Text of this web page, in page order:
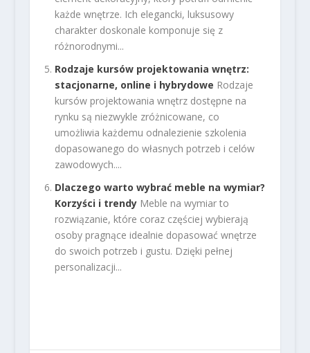
każde wnętrze. Ich elegancki, luksusowy
charakter doskonale komponuje się z
różnorodnymi...
Rodzaje kursów projektowania wnętrz:
stacjonarne, online i hybrydowe Rodzaje
kursów projektowania wnętrz dostępne na
rynku są niezwykle zróżnicowane, co
umożliwia każdemu odnalezienie szkolenia
dopasowanego do własnych potrzeb i celów
zawodowych....
Dlaczego warto wybrać meble na wymiar?
Korzyści i trendy Meble na wymiar to
rozwiązanie, które coraz częściej wybierają
osoby pragnące idealnie dopasować wnętrze
do swoich potrzeb i gustu. Dzięki pełnej
personalizacji...